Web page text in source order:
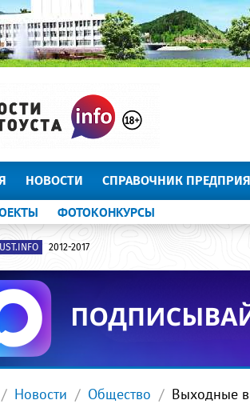
НОВОСТИ СПРАВОЧНИК
ФОТОКОНКУРСЫ
2012-2017
Новости Общество Выходные в